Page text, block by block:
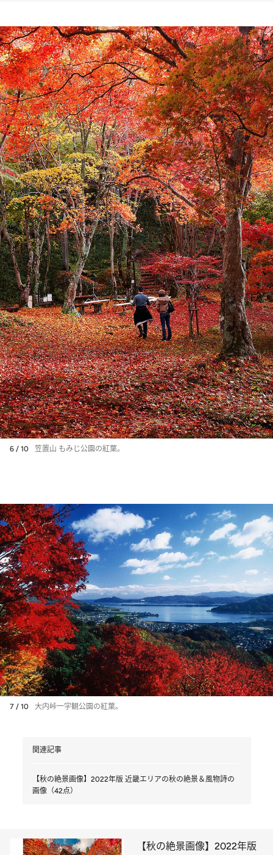
6 / 10 笠置山 もみじ公園の紅葉。
7 / 10 大内峠一字観公園の紅葉。
関連記事
【秋の絶景画像】2022年版 近畿エリアの秋の絶景＆風物詩の
画像（42点）
【秋の絶景画像】2022年版